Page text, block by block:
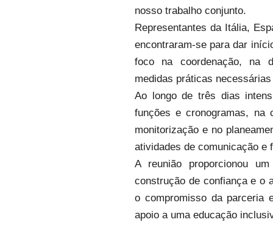
nosso trabalho conjunto.
Representantes da Itália,
encontraram-se para dar
foco na coordenação, na
medidas práticas
Ao longo de três dias
funções e cronogramas, na
monitorização e no
atividades de comunicação e
A reunião proporcionou
construção de confiança e o
o compromisso da parceria
apoio a uma educação